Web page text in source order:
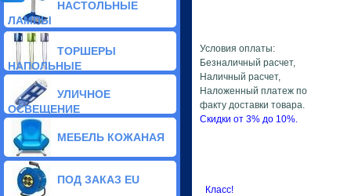
Условия оплаты:
Безналичный расчет,
Наличный расчет,
Наложенный платеж по
факту доставки товара.
Скидки от 3% до 10%.
Класс!
Вентиляторы люстры (2)
Светодиодные люстры (2)
НАСТОЛЬНЫЕ
ЛАМПЫ
ТОРШЕРЫ
НАПОЛЬНЫЕ
УЛИЧНОЕ
ОСВЕЩЕНИЕ
МЕБЕЛЬ КОЖАНАЯ
ПОД ЗАКАЗ EU